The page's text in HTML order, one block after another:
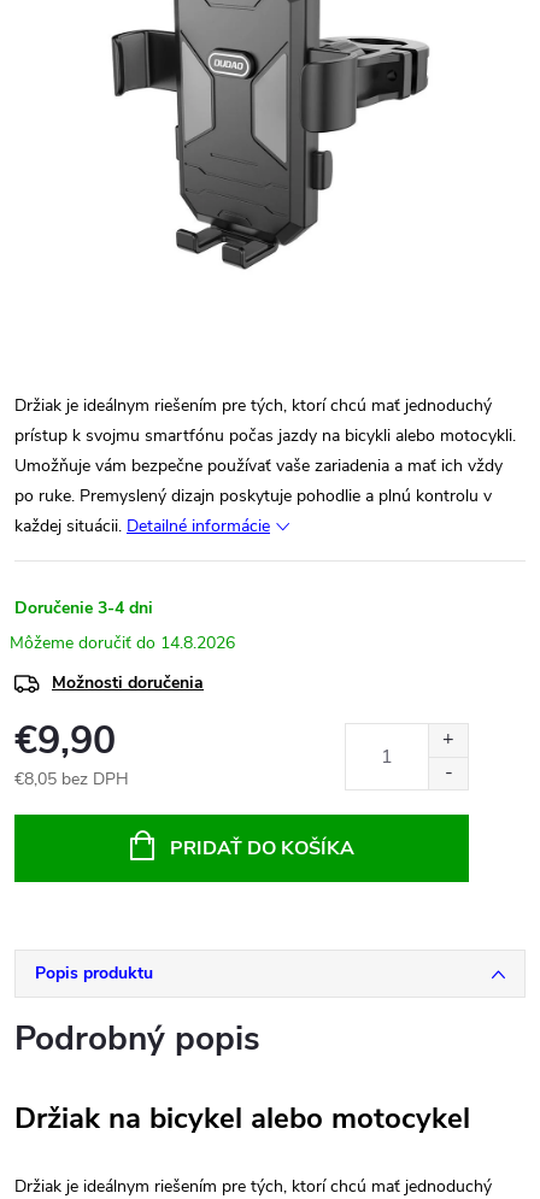
Držiak je ideálnym riešením pre tých, ktorí chcú mať jednoduchý
prístup k svojmu smartfónu počas jazdy na bicykli alebo motocykli.
Umožňuje vám bezpečne používať vaše zariadenia a mať ich vždy
po ruke. Premyslený dizajn poskytuje pohodlie a plnú kontrolu v
každej situácii. Detailné informácie
Doručenie 3-4 dni
14.8.2026
Možnosti doručenia
€9,90
€8,05 bez DPH
PRIDAŤ DO KOŠÍKA
Popis produktu
Podrobný popis
Držiak na bicykel alebo motocykel
Držiak je ideálnym riešením pre tých, ktorí chcú mať jednoduchý